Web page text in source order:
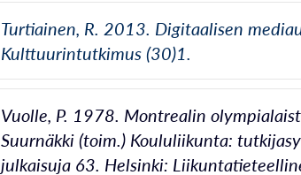
Turtiainen, R. 2013. Digitaalisen
Kulttuurintutkimus (30)1.
Vuolle, P. 1978. Montrealin
Suurnäkki (toim.) Koululiikunta:
julkaisuja 63. Helsinki: